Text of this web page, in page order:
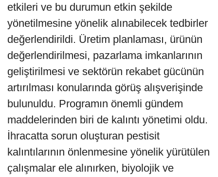
etkileri ve bu durumun etkin şekilde
yönetilmesine yönelik alınabilecek tedbirler
değerlendirildi. Üretim planlaması, ürünün
değerlendirilmesi, pazarlama imkanlarının
geliştirilmesi ve sektörün rekabet gücünün
artırılması konularında görüş alışverişinde
bulunuldu. Programın önemli gündem
maddelerinden biri de kalıntı yönetimi oldu.
İhracatta sorun oluşturan pestisit
kalıntılarının önlenmesine yönelik yürütülen
çalışmalar ele alınırken, biyolojik ve